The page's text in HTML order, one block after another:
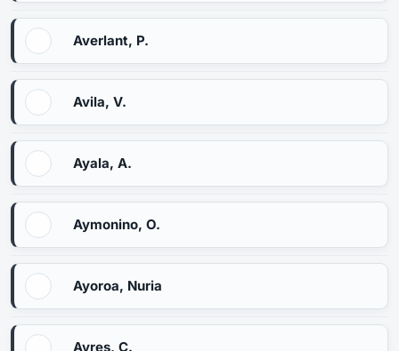
Averlant, P.
Avila, V.
Ayala, A.
Aymonino, O.
Ayoroa, Nuria
Ayres, C.